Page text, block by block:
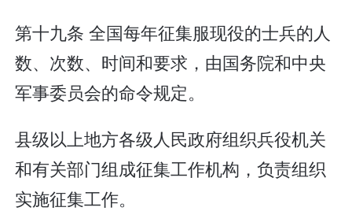
第十九条 全国每年征集服现役的士兵的人
数、次数、时间和要求，由国务院和中央
军事委员会的命令规定。
县级以上地方各级人民政府组织兵役机关
和有关部门组成征集工作机构，负责组织
实施征集工作。